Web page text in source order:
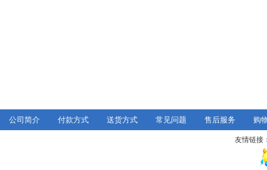
公司简介 付款方式 送货方式 常见问题 售后服务 购
友情链接